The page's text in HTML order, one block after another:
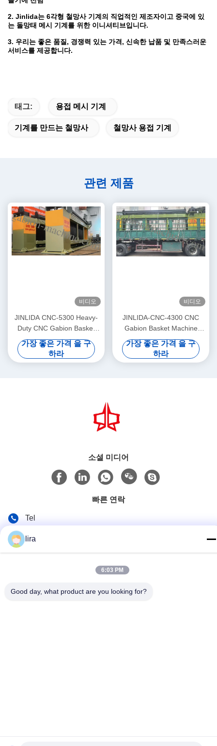
2. Jinlida는 6각형 철망사 기계의 직업적인 제조자이고 중국에 있
는 돌망태 메시 기계를 위한 이니셔티브입니다.
3. 우리는 좋은 품질, 경쟁력 있는 가격, 신속한 납품 및 만족스러운
서비스를 제공합니다.
태그: 용접 메시 기계
기계를 만드는 철망사 철망사 용접 기계
관련 제품
비디오
JINLIDA CNC-5300 Heavy-
Duty CNC Gabion Basket
Welding Machine 5300mm
Width Double Twist Mesh
Production Equipment
가장 좋은 가격 을 구
하라
비디오
JINLIDA-CNC-4300 CNC
Gabion Basket Machine
4300mm Working Width
Servo-Driven Double Twist
Mesh Equipment
가장 좋은 가격 을 구
하라
소셜 미디어
빠른 연락
Tel
이메일
No.102의 Yungu 도로, Zhutang 도시, Jiangyin 시, 장쑤성, 중
lira
6:03 PM
Good day, what product are you looking for?